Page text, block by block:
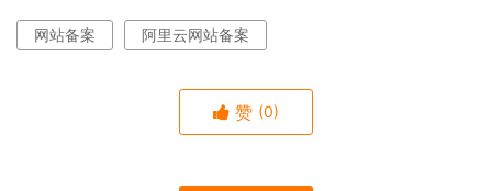
网站备案 阿里云网站备案
赞 (0)